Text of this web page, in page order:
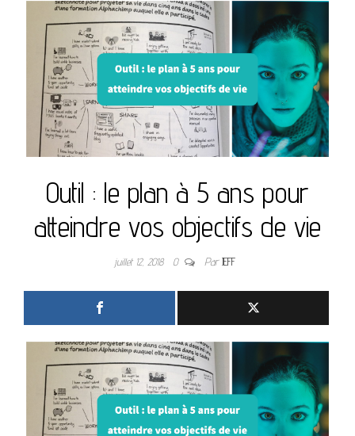
Outil : le plan à 5 ans pour
atteindre vos objectifs de vie
juillet 12, 2018 0 ParJEFF